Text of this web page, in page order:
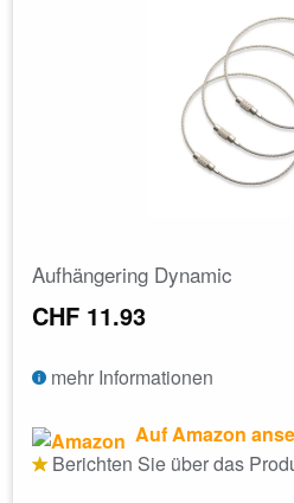
Aufhängering Dynamic
CHF 11.93
mehr Informationen
Auf Amazon
Berichten Sie über das